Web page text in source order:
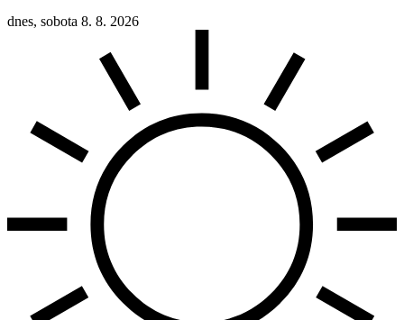
dnes, sobota 8. 8. 2026